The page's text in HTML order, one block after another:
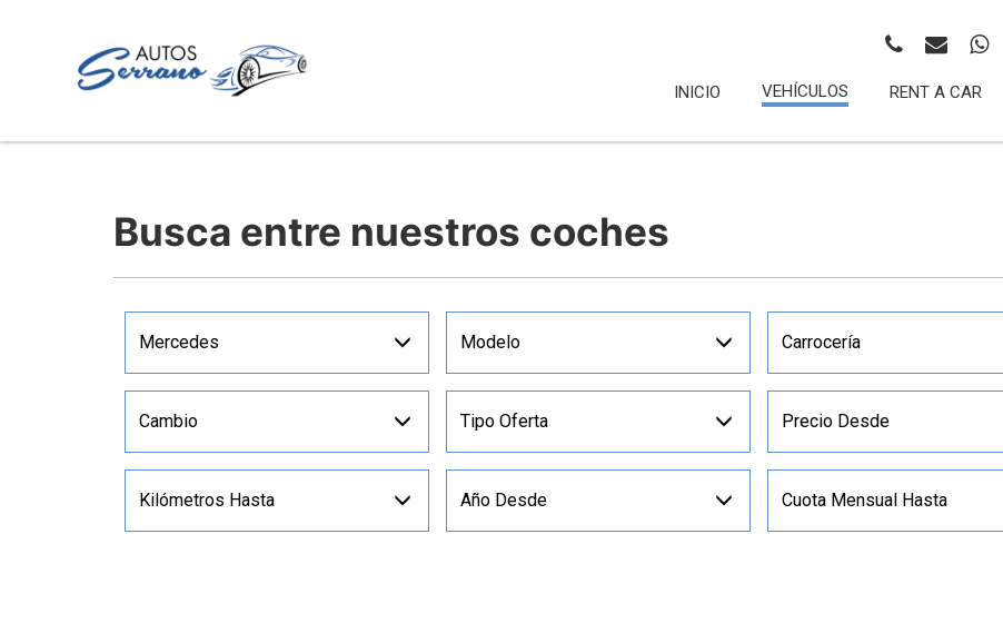
INICIO VEHÍCULOS RENT A CAR
Busca entre nuestros coches
Mercedes Modelo Carrocería
Cambio Tipo Oferta Precio Desde
Kilómetros Hasta Año Desde Cuota Mensual Hasta